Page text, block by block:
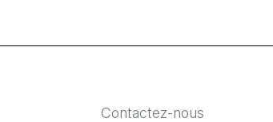
Contactez-nous